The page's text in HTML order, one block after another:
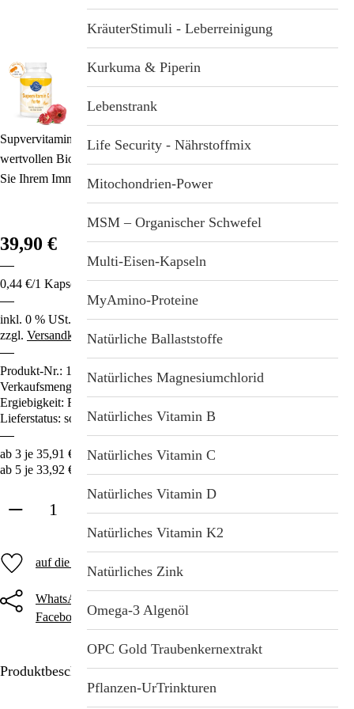
Supvervitamin C forte ist hochdosiert und zudem angereichert mit
wertvollen Bioflavonoiden für eine optimale Bioverfügbarkeit. Geben
Sie Ihrem Immunsystem einen Boost!
%
39,90 €
0,44 €/1 Kapsel
inkl. 0 % USt.
zzgl. Versandkosten
Produkt-Nr.: 1423
Verkaufsmenge:
90 Kapseln
Ergiebigkeit: Reicht für 3 Monate.
Lieferstatus: sofort lieferbar
ab 3 je 35,91 € – 10% Ersparnis
ab 5 je 33,92 € – 15% Ersparnis
in den Warenkorb
auf die Merkliste
WhatsApp
Facebook
Twitter E-Mail
Produktbeschreibung
Stichwortverzeichnis
Aktuell
Abonnement
Geschenkideen
Immunsystemstärkung
St. Helia-Produkte
Spezial-Angebote
Fundgrube
KräuterStimuli - Leberreinigung
Kurkuma & Piperin
Lebenstrank
Life Security - Nährstoffmix
Mitochondrien-Power
MSM – Organischer Schwefel
Multi-Eisen-Kapseln
MyAmino-Proteine
Natürliche Ballaststoffe
Natürliches Magnesiumchlorid
Natürliches Vitamin B
Natürliches Vitamin C
Natürliches Vitamin D
Natürliches Vitamin K2
Natürliches Zink
Omega-3 Algenöl
OPC Gold Traubenkernextrakt
Pflanzen-UrTrinkturen